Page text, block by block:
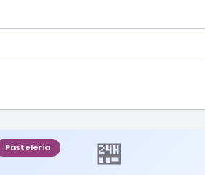
🏪
Pastelería